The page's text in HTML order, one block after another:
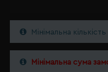
Мінімальна
Мінімальна сума